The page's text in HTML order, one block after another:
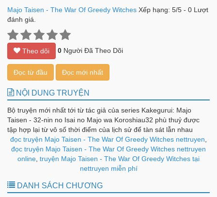
Majo Taisen - The War Of Greedy Witches Xếp hạng: 5/5 - 0 Lượt
đánh giá.
Theo dõi 0 Người Đã Theo Dõi
Đọc từ đầu Đọc mới nhất
NỘI DUNG TRUYỆN
Bộ truyện mới nhất tới từ tác giả của series Kakegurui: Majo
Taisen - 32-nin no Isai no Majo wa Koroshiau32 phù thuỷ được
tập hợp lại từ vô số thời điểm của lịch sử để tàn sát lẫn nhau
trong đêm Walpurgis, nhằm chọn ra một người duy nhất chiến
thắng để đạt được ước muốn của riêng cô ta.Trận chiến đẫm
máu vì khao khát, mong muốn, tham vọng – BẮT ĐẦU!
đọc truyện Majo Taisen - The War Of Greedy Witches nettruyen
đọc truyện Majo Taisen - The War Of Greedy Witches nettruyen
online truyện Majo Taisen - The War Of Greedy Witches tại
nettruyen miễn phí
DANH SÁCH CHƯƠNG